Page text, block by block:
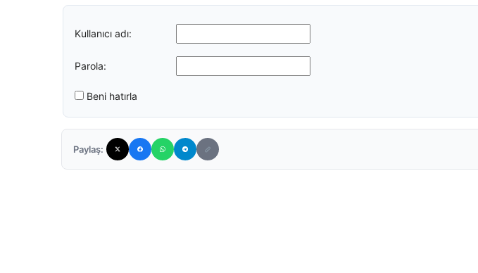
Kullanıcı adı:
Parola:
Beni hatırla
Paylaş: